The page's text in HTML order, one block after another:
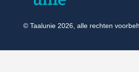
© Taalunie 2026, alle rechten